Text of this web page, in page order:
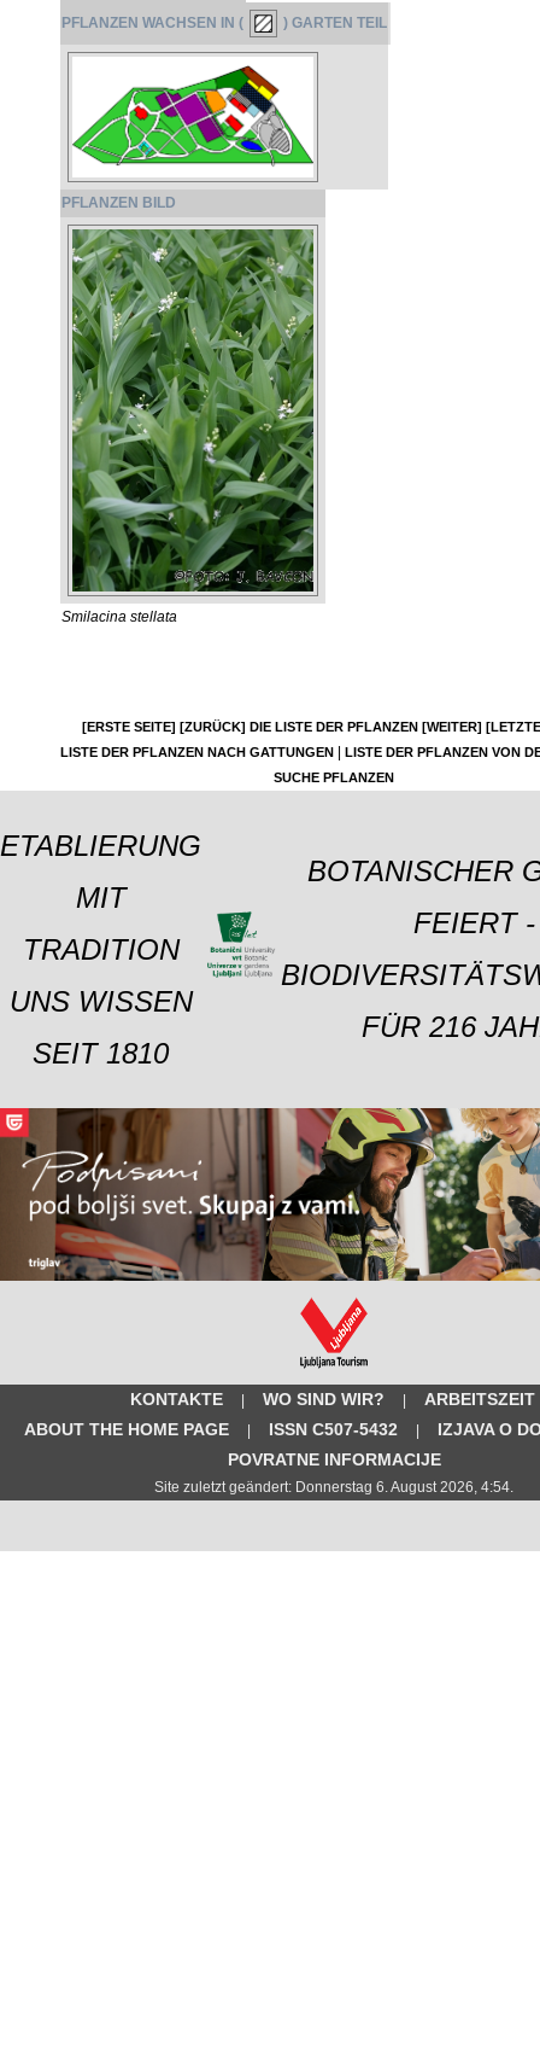
PFLANZEN WACHSEN IN ( ) GARTEN TEIL
PFLANZEN BILD
Smilacina stellata
[ERSTE SEITE] [ZURÜCK] DIE LISTE DER PFLANZEN [WEITER]
LISTE DER PFLANZEN NACH GATTUNGEN
LISTE DER PFLANZEN VON
SUCHE PFLANZEN
ETABLIERUNG
MIT
TRADITION
UNS WISSEN
SEIT 1810
BOTANISCHER
FEIERT -
FÜR 216
KONTAKTE WO SIND WIR?
ARBEITSZEIT
ABOUT THE HOME PAGE
ISSN C507-5432
IZJAVA O
POVRATNE INFORMACIJE
Site zuletzt geändert: Donnerstag 6. August 2026, 4:54.